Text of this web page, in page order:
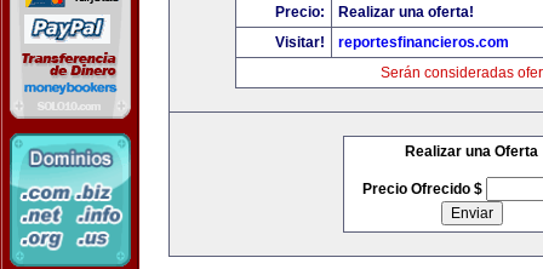
Precio:
Realizar una oferta!
Visitar!
reportesfinancieros.com
Serán consideradas
Realizar una Oferta
Precio Ofrecido $